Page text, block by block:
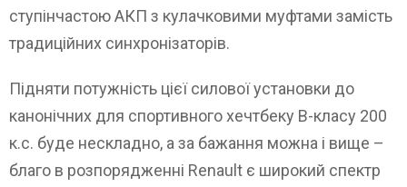
ступінчастою АКП з кулачковими муфтами замість
традиційних синхронізаторів.
Підняти потужність цієї силової установки до
канонічних для спортивного хечтбеку B-класу 200
к.с. буде нескладно, а за бажання можна і вище –
благо в розпорядженні Renault є широкий спектр